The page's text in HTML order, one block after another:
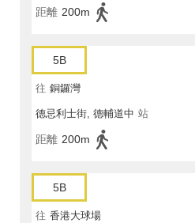
距離 200m
5B
往 銅鑼灣
德忌利士街, 德輔道中 站
距離 200m
5B
往 香港大球場